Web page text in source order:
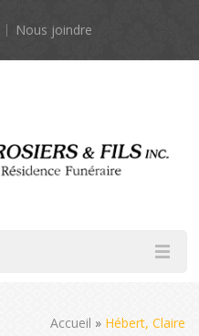
Nous joindre
Accueil » Hébert, Claire